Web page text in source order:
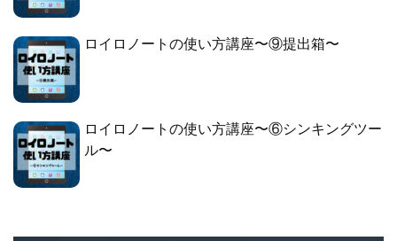
ロイロノートの使い方講座〜⑨提出箱〜
ロイロノートの使い方講座〜⑥シンキングツー
ル〜